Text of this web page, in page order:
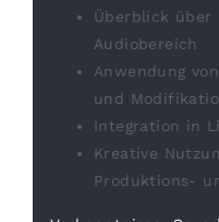
Überblick über
Audiobereich
Anwendung
und
Integration in
Kreative
Produktions-